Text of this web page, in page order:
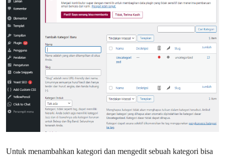
Untuk menambahkan kategori dan mengedit sebuah kategori bisa